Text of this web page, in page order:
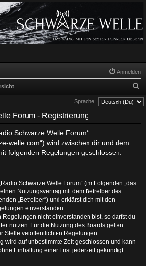
Liedern
Anmelden
u
Sprache:
Forum - Registrierung
Schwarze Welle Forum“
welle.com“) wird zwischen dir und dem
folgenden Regelungen geschlossen:
Schwarze Welle Forum“ (im Folgenden „das
Nutzungsvertrag mit dem Betreiber des
„Betreiber“) und erklärst dich mit den
einverstanden.
Regelungen nicht einverstanden bist, so darfst du
nutzen. Für die Nutzung des Boards gelten
Stelle veröffentlichten Regelungen.
wird auf unbestimmte Zeit geschlossen und kann
Einhaltung einer Frist jederzeit gekündigt